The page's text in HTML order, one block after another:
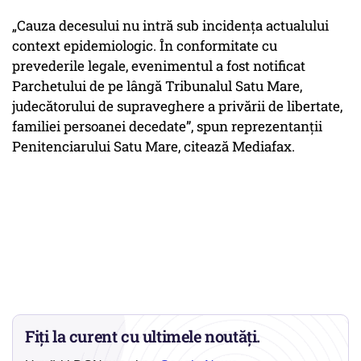
„Cauza decesului nu intră sub incidența actualului
context epidemiologic. În conformitate cu
prevederile legale, evenimentul a fost notificat
Parchetului de pe lângă Tribunalul Satu Mare,
judecătorului de supraveghere a privării de libertate,
familiei persoanei decedate”, spun reprezentanții
Penitenciarului Satu Mare, citează Mediafax.
Fiți la curent cu ultimele noutăți.